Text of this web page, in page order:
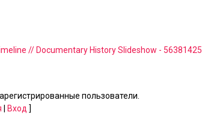
// Documentary History Slideshow - 56381425
пользователи.
Вход ]